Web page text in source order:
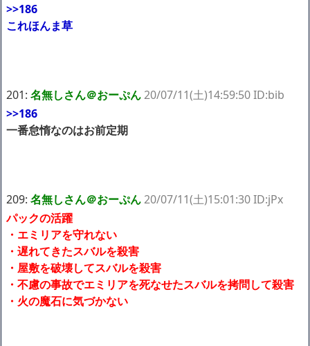
>>186
これほんま草
201: 名無しさん＠おーぷん20/07/11(土)14:59:50 ID:bib
>>186
一番怠惰なのはお前定期
209: 名無しさん＠おーぷん20/07/11(土)15:01:30 ID:jPx
パックの活躍
・エミリアを守れない
・遅れてきたスバルを殺害
・屋敷を破壊してスバルを殺害
・不慮の事故でエミリアを死なせたスバルを拷問して殺害
・火の魔石に気づかない